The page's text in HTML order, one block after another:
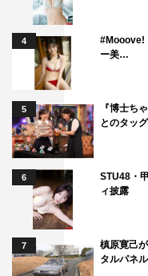
4
#Mooove!
ー美…
5
『博士ち
とのタッ
6
STU48・
ィ披露
7
槙原寛己
タルパネ